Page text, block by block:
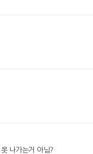
나가는거 아님?